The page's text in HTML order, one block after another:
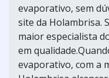
evaporativo, sem
site da Holambrisa.
maior especialista
em
evaporativo, com a